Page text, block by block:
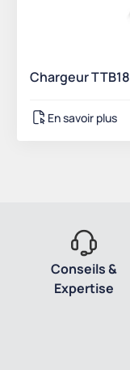
Chargeur
En savoir plus
Conseils &
Expertise